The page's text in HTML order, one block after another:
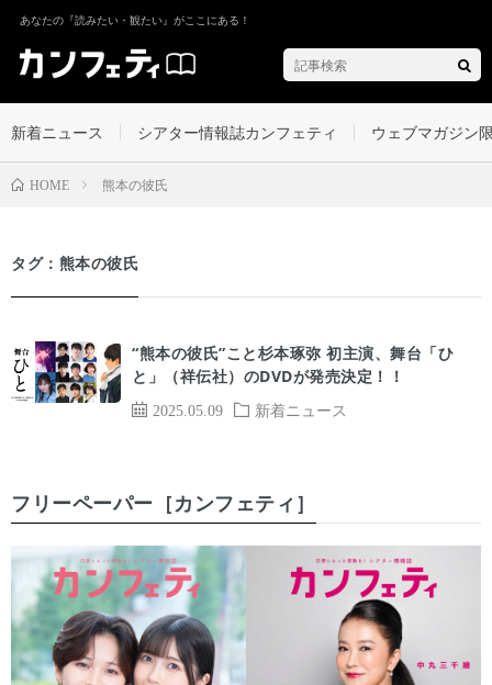
あなたの『読みたい・観たい』がここにある！
新着ニュース シアター情報誌カンフェティ ウェブマガジン
HOME 熊本の彼氏
タグ：熊本の彼氏
2025.05.09 新着ニュース
“熊本の彼氏”こと杉本琢弥 初主演、舞台「ひ
と」（祥伝社）のDVDが発売決定！！
フリーペーパー［カンフェティ］